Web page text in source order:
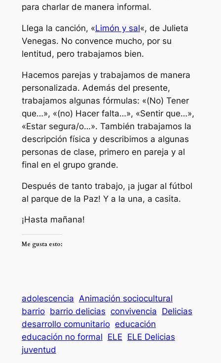
para charlar de manera informal.
Llega la canción, «Limón y sal«, de Julieta
Venegas. No convence mucho, por su
lentitud, pero trabajamos bien.
Hacemos parejas y trabajamos de manera
personalizada. Además del presente,
trabajamos algunas fórmulas: «(No) Tener
que…», «(no) Hacer falta…», «Sentir que…»,
«Estar segura/o…». También trabajamos la
descripción física y describimos a algunas
personas de clase, primero en pareja y al
final en el grupo grande.
Después de tanto trabajo, ¡a jugar al fútbol
al parque de la Paz! Y a la una, a casita.
¡Hasta mañana!
Me gusta esto:
adolescencia Animación sociocultural
barrio barrio delicias convivencia Delicias
desarrollo comunitario educación
educación no formal ELE ELE Delicias
juventud